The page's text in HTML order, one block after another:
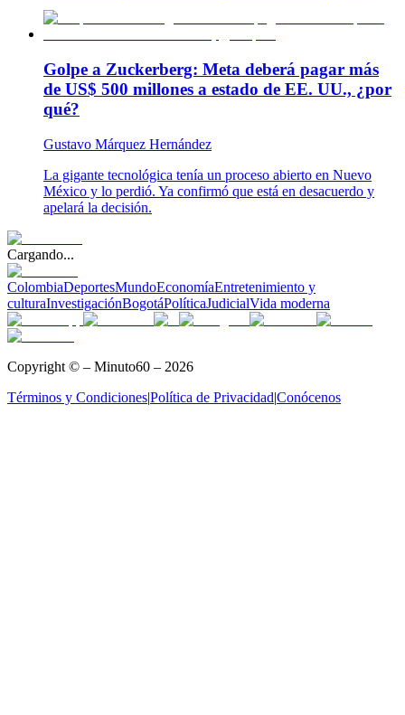
Golpe a Zuckerberg: Meta deberá pagar más
de US$ 500 millones a estado de EE. UU., ¿por
qué?
Gustavo Márquez Hernández
La gigante tecnológica tenía un proceso abierto en Nuevo
México y lo perdió. Ya confirmó que está en desacuerdo y
apelará la decisión.
Cargando...
ColombiaDeportesMundoEconomíaEntretenimiento y
culturaInvestigaciónBogotáPolíticaJudicialVida moderna
Copyright © – Minuto60 – 2026
Términos y Condiciones|Política de Privacidad|Conócenos